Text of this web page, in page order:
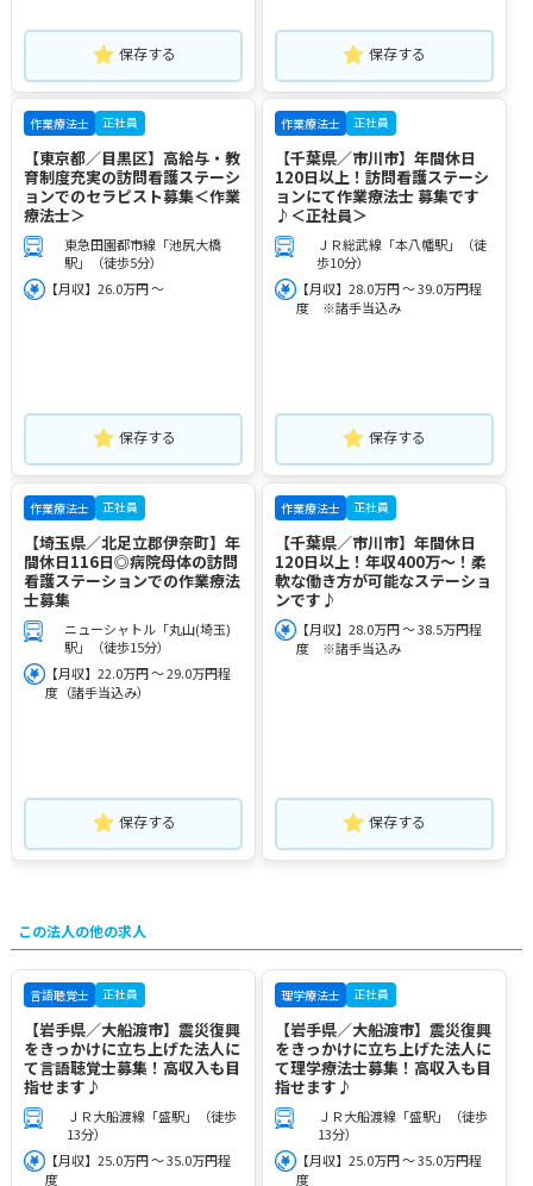
保存する 保存する
作業療法士 正社員
【東京都／目黒区】高給与・教
育制度充実の訪問看護ステーシ
ョンでのセラピスト募集＜作業
療法士＞
東急田園都市線「池尻大橋
駅」（徒歩5分）
【月収】26.0万円 ～
保存する
作業療法士 正社員
【千葉県／市川市】年間休日
120日以上！訪問看護ステーシ
ョンにて作業療法士 募集です
♪＜正社員＞
ＪＲ総武線「本八幡駅」（徒
歩10分）
【月収】28.0万円 ～ 39.0万円程
度 ※諸手当込み
保存する
作業療法士 正社員
【埼玉県／北足立郡伊奈町】年
間休日116日◎病院母体の訪問
看護ステーションでの作業療法
士募集
ニューシャトル「丸山(埼玉)
駅」（徒歩15分）
【月収】22.0万円 ～ 29.0万円程
度（諸手当込み）
保存する
作業療法士 正社員
【千葉県／市川市】年間休日
120日以上！年収400万～！柔
軟な働き方が可能なステーショ
ンです♪
【月収】28.0万円 ～ 38.5万円程
度 ※諸手当込み
保存する
この法人の他の求人
言語聴覚士 正社員
【岩手県／大船渡市】震災復興
をきっかけに立ち上げた法人に
て言語聴覚士募集！高収入も目
指せます♪
ＪＲ大船渡線「盛駅」（徒歩
13分）
【月収】25.0万円 ～ 35.0万円程
度
理学療法士 正社員
【岩手県／大船渡市】震災復興
をきっかけに立ち上げた法人に
て理学療法士募集！高収入も目
指せます♪
ＪＲ大船渡線「盛駅」（徒歩
13分）
【月収】25.0万円 ～ 35.0万円程
度